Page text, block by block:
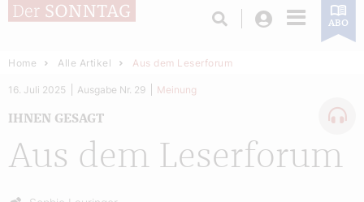
Login ABO
Home Alle Artikel Aus dem Leserforum
Aus dem Leserforum
IHNEN GESAGT
16. Juli 2025 Ausgabe Nr. 29 Meinung